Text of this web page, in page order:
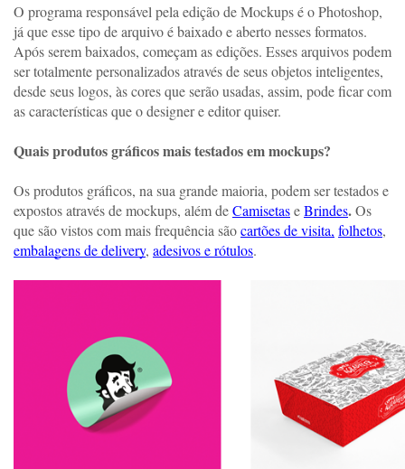
O programa responsável pela edição de Mockups é o Photoshop,
já que esse tipo de arquivo é baixado e aberto nesses formatos.
Após serem baixados, começam as edições. Esses arquivos podem
ser totalmente personalizados através de seus objetos inteligentes,
desde seus logos, às cores que serão usadas, assim, pode ficar com
as características que o designer e editor quiser.
Quais produtos gráficos mais testados em mockups?
Os produtos gráficos, na sua grande maioria, podem ser testados e
expostos através de mockups, além de Camisetas e Brindes. Os
que são vistos com mais frequência são cartões de visita, folhetos
embalagens de delivery, adesivos e rótulos.